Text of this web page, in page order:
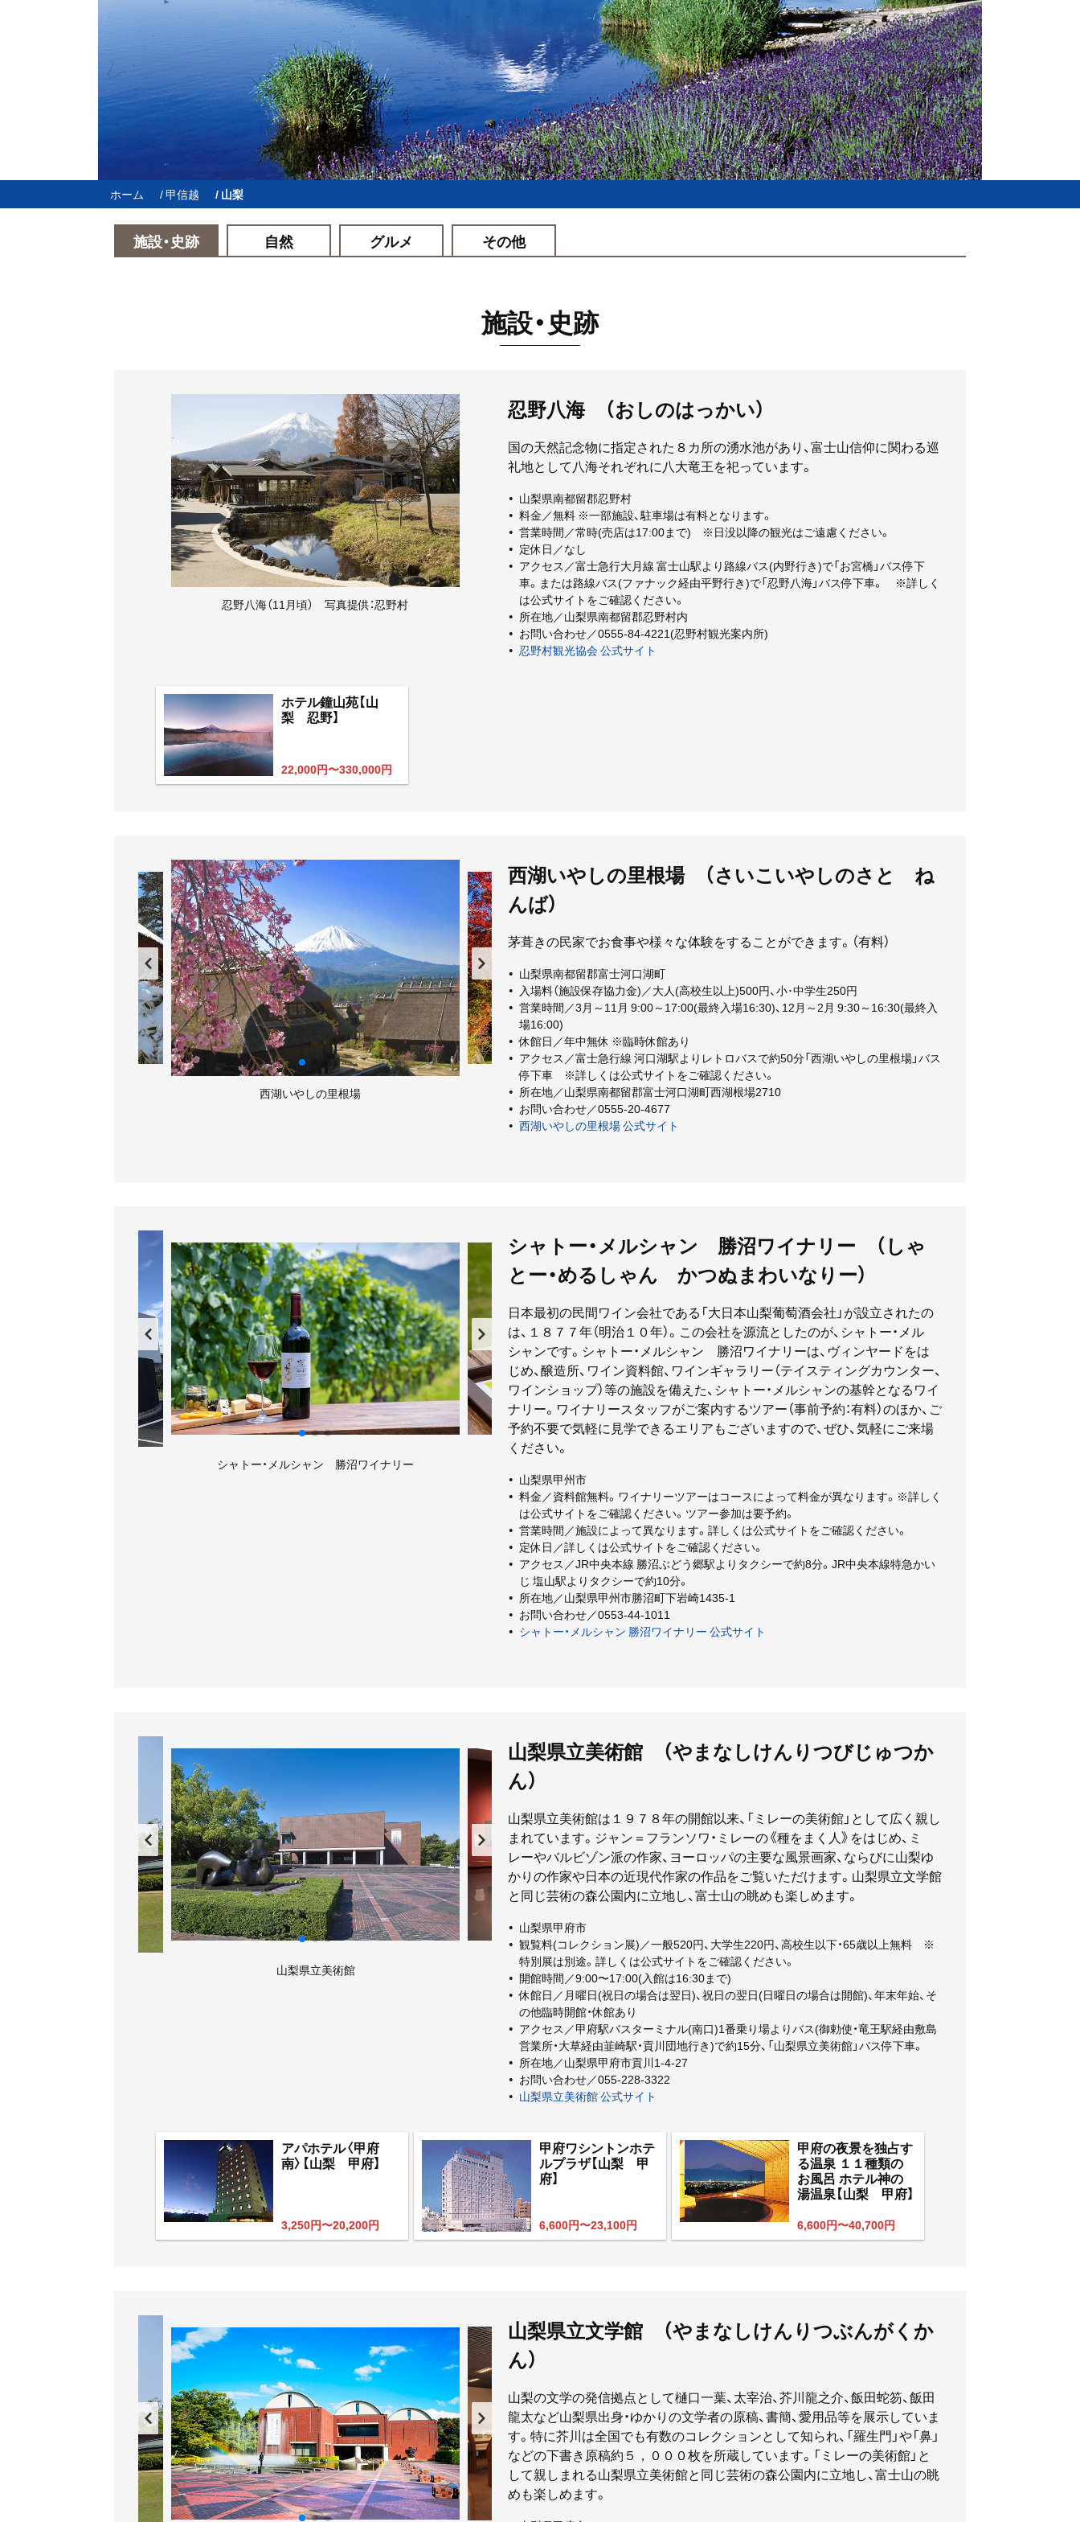
ホーム 甲信越 山梨
施設・史跡 自然 グルメ その他
施設・史跡
忍野八海（11月頃） 写真提供：忍野村
忍野八海 （おしのはっかい）
国の天然記念物に指定された８カ所の湧水池があり、富士山信仰に関わる巡
礼地として八海それぞれに八大竜王を祀っています。
山梨県南都留郡忍野村
料金／無料 ※一部施設、駐車場は有料となります。
営業時間／常時(売店は17:00まで) ※日没以降の観光はご遠慮ください。
定休日／なし
アクセス／富士急行大月線 富士山駅より路線バス(内野行き)で「お宮橋」バス停下
車。または路線バス(ファナック経由平野行き)で「忍野八海」バス停下車。 ※詳しく
は公式サイトをご確認ください。
所在地／山梨県南都留郡忍野村内
お問い合わせ／0555-84-4221(忍野村観光案内所)
忍野村観光協会 公式サイト
ホテル鐘山苑【山
梨 忍野】
22,000円〜330,000円
西湖いやしの里根場 西湖いやしの里根場
西湖いやしの里根場 （さいこいやしのさと ね
んば）
茅葺きの民家でお食事や様々な体験をすることができます。（有料）
山梨県南都留郡富士河口湖町
入場料（施設保存協力金)／大人(高校生以上)500円、小･中学生250円
営業時間／3月～11月 9:00～17:00(最終入場16:30)、12月～2月 9:30～16:30(最終入
場16:00)
休館日／年中無休 ※臨時休館あり
アクセス／富士急行線 河口湖駅よりレトロバスで約50分「西湖いやしの里根場」バス
停下車 ※詳しくは公式サイトをご確認ください。
所在地／山梨県南都留郡富士河口湖町西湖根場2710
お問い合わせ／0555-20-4677
西湖いやしの里根場 公式サイト
シャトー・メルシャン 勝沼ワイナリー
シャトー・メルシャン 勝沼ワイナリー （しゃ
とー・めるしゃん かつぬまわいなりー）
日本最初の民間ワイン会社である「大日本山梨葡萄酒会社」が設立されたの
は、１８７７年（明治１０年）。この会社を源流としたのが、シャトー・メル
シャンです。シャトー・メルシャン 勝沼ワイナリーは、ヴィンヤードをは
じめ、醸造所、ワイン資料館、ワインギャラリー（テイスティングカウンター、
ワインショップ）等の施設を備えた、シャトー・メルシャンの基幹となるワイ
ナリー。ワイナリースタッフがご案内するツアー（事前予約：有料）のほか、ご
予約不要で気軽に見学できるエリアもございますので、ぜひ、気軽にご来場
ください。
山梨県甲州市
料金／資料館無料。ワイナリーツアーはコースによって料金が異なります。※詳しく
は公式サイトをご確認ください。ツアー参加は要予約。
営業時間／施設によって異なります。詳しくは公式サイトをご確認ください。
定休日／詳しくは公式サイトをご確認ください。
アクセス／JR中央本線 勝沼ぶどう郷駅よりタクシーで約8分。JR中央本線特急かい
じ 塩山駅よりタクシーで約10分。
所在地／山梨県甲州市勝沼町下岩崎1435-1
お問い合わせ／0553-44-1011
シャトー・メルシャン 勝沼ワイナリー 公式サイト
山梨県立美術館 コレクション展A（ミレー館）
山梨県立美術館 （やまなしけんりつびじゅつか
ん）
山梨県立美術館は１９７８年の開館以来、「ミレーの美術館」として広く親し
まれています。ジャン＝フランソワ・ミレーの《種をまく人》をはじめ、ミ
レーやバルビゾン派の作家、ヨーロッパの主要な風景画家、ならびに山梨ゆ
かりの作家や日本の近現代作家の作品をご覧いただけます。山梨県立文学館
と同じ芸術の森公園内に立地し、富士山の眺めも楽しめます。
山梨県甲府市
観覧料(コレクション展)／一般520円、大学生220円、高校生以下・65歳以上無料 ※
特別展は別途。詳しくは公式サイトをご確認ください。
開館時間／9:00〜17:00(入館は16:30まで)
休館日／月曜日(祝日の場合は翌日)、祝日の翌日(日曜日の場合は開館)、年末年始、そ
の他臨時開館・休館あり
アクセス／甲府駅バスターミナル(南口)1番乗り場よりバス(御勅使・竜王駅経由敷島
営業所・大草経由韮崎駅・貢川団地行き)で約15分、「山梨県立美術館」バス停下車。
所在地／山梨県甲府市貢川1-4-27
お問い合わせ／055-228-3322
山梨県立美術館 公式サイト
アパホテル〈甲府
南〉【山梨 甲府】
3,250円〜20,200円
甲府ワシントンホテ
ルプラザ【山梨 甲
府】
6,600円〜23,100円
甲府の夜景を独占す
る温泉 １１種類の
お風呂 ホテル神の
湯温泉【山梨 甲府】
6,600円〜40,700円
山梨県立文学館 （やまなしけんりつぶんがくか
ん）
山梨の文学の発信拠点として樋口一葉、太宰治、芥川龍之介、飯田蛇笏、飯田
龍太など山梨県出身・ゆかりの文学者の原稿、書簡、愛用品等を展示していま
す。特に芥川は全国でも有数のコレクションとして知られ、「羅生門」や「鼻」
などの下書き原稿約５，０００枚を所蔵しています。「ミレーの美術館」と
して親しまれる山梨県立美術館と同じ芸術の森公園内に立地し、富士山の眺
めも楽しめます。